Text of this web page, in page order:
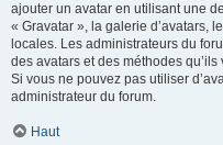
ajouter un avatar en utilisant une
« Gravatar », la galerie d’avatars,
locales. Les administrateurs du
des avatars et des méthodes
Si vous ne pouvez pas utiliser
administrateur du forum.
Haut